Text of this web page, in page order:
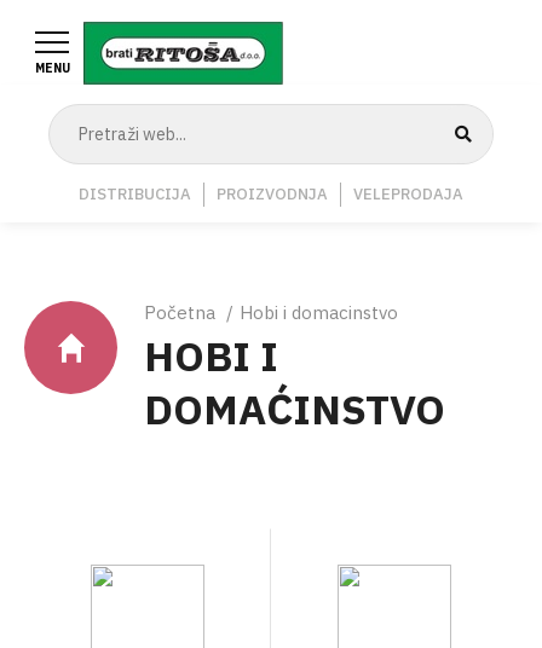
glavni
Navigation
DISTRIBUCIJA PROIZVODNJA VELEPRODAJA
MENU
Breadcrumb
Početna Hobi i domacinstvo
HOBI I
DOMAĆINSTVO